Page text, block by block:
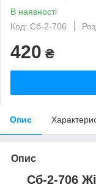
В наявності
Код: Сб-2-706
420 ₴
Опис
Опис
Сб-2-706